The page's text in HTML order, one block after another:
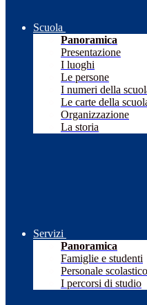
Scuola
Panoramica
Presentazione
I luoghi
Le persone
I numeri della
Le carte della
Organizzazione
La storia
Servizi
Panoramica
Famiglie e studenti
Personale scolastico
I percorsi di studio